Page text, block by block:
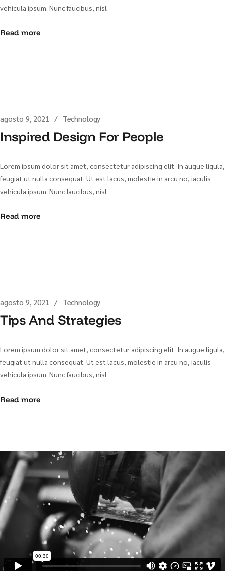
vehicula ipsum. Nunc faucibus, nisl
Read more
agosto 9, 2021 Technology
Inspired Design For People
Lorem ipsum dolor sit amet, consectetur adipiscing elit. In augue ligula,
feugiat ut nulla consequat. Ut est lacus, molestie in arcu no, iaculis
vehicula ipsum. Nunc faucibus, nisl
Read more
agosto 9, 2021 Technology
Tips And Strategies
Lorem ipsum dolor sit amet, consectetur adipiscing elit. In augue ligula,
feugiat ut nulla consequat. Ut est lacus, molestie in arcu no, iaculis
vehicula ipsum. Nunc faucibus, nisl
Read more